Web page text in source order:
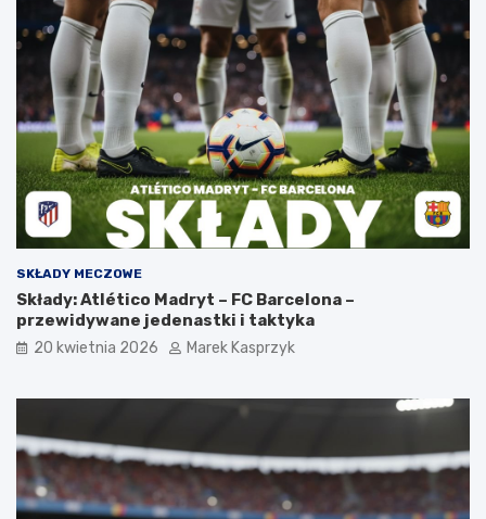
SKŁADY MECZOWE
Składy: Atlético Madryt – FC Barcelona –
przewidywane jedenastki i taktyka
20 kwietnia 2026 Marek Kasprzyk